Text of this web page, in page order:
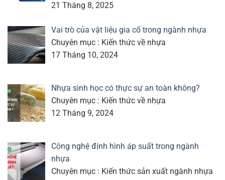
21 Tháng 8, 2025
Vai trò của vật liệu gia cố trong ngành nhựa
Chuyên mục : Kiến thức về nhựa
17 Tháng 10, 2024
Nhựa sinh học có thực sự an toàn không?
Chuyên mục : Kiến thức về nhựa
12 Tháng 9, 2024
Công nghệ định hình áp suất trong ngành
nhựa
Chuyên mục : Kiến thức sản xuất ngành nhựa